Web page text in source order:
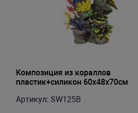
Композиция из кораллов
пластик+силикон 60х48х70см
Артикул: SW125B